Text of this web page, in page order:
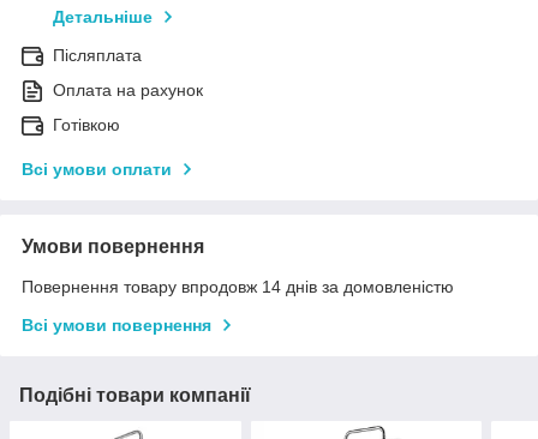
Детальніше
Післяплата
Оплата на рахунок
Готівкою
Всі умови оплати
Умови повернення
Повернення товару впродовж 14 днів за домовленістю
Всі умови повернення
Подібні товари компанії